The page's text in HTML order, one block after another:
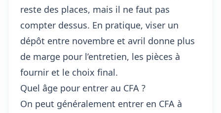
reste des places, mais il ne faut pas
compter dessus. En pratique, viser un
dépôt entre novembre et avril donne plus
de marge pour l’entretien, les pièces à
fournir et le choix final.
Quel âge pour entrer au CFA ?
On peut généralement entrer en CFA à